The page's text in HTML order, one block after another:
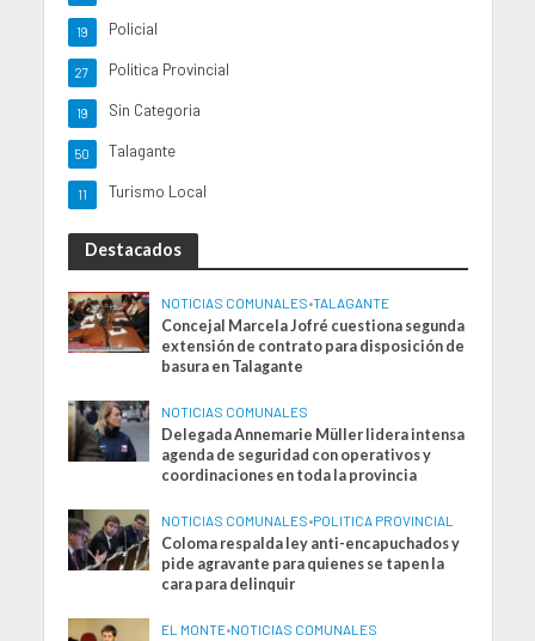
Policial
19
Politica Provincial
27
Sin Categoria
19
Talagante
50
Turismo Local
11
Destacados
NOTICIAS COMUNALES•TALAGANTE
Concejal Marcela Jofré cuestiona segunda
extensión de contrato para disposición de
basura en Talagante
NOTICIAS COMUNALES
Delegada Annemarie Müller lidera intensa
agenda de seguridad con operativos y
coordinaciones en toda la provincia
NOTICIAS COMUNALES•POLITICA PROVINCIAL
Coloma respalda ley anti-encapuchados y
pide agravante para quienes se tapen la
cara para delinquir
EL MONTE•NOTICIAS COMUNALES